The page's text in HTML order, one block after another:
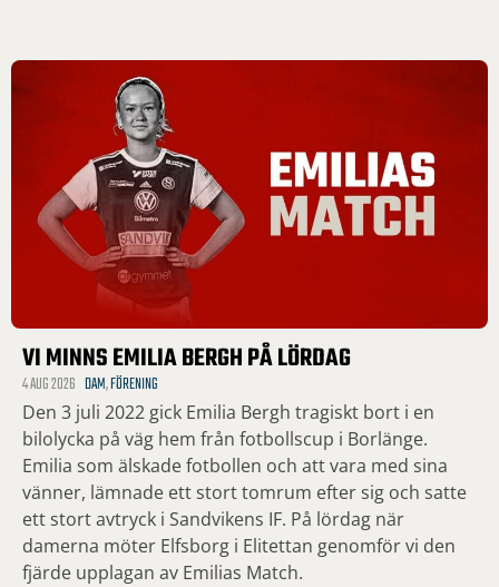
VI MINNS EMILIA BERGH PÅ LÖRDAG
4 AUG 2026 DAM,FÖRENING
Den 3 juli 2022 gick Emilia Bergh tragiskt bort i en
bilolycka på väg hem från fotbollscup i Borlänge.
Emilia som älskade fotbollen och att vara med sina
vänner, lämnade ett stort tomrum efter sig och satte
ett stort avtryck i Sandvikens IF. På lördag när
damerna möter Elfsborg i Elitettan genomför vi den
fjärde upplagan av Emilias Match.